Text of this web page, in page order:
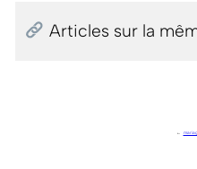
Articles sur la
←